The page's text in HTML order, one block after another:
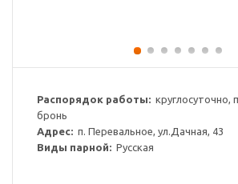
Распорядок работы: круглосуточно,
бронь
Адрес: п. Перевальное, ул.Дачная, 43
Виды парной: Русская